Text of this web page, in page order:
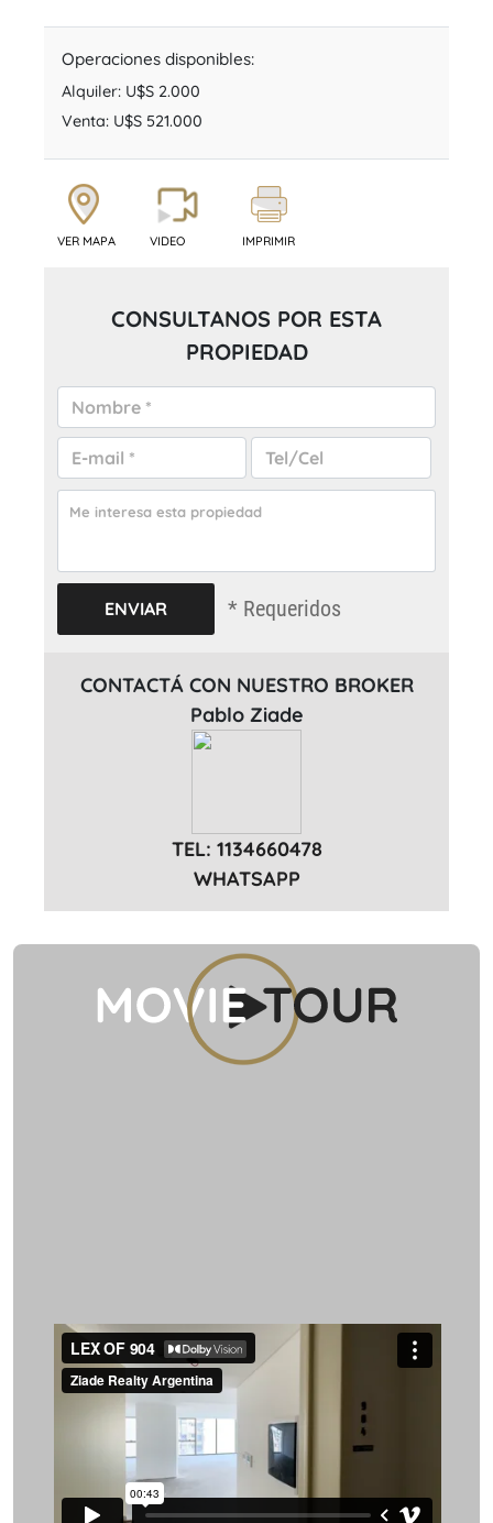
Operaciones disponibles:
Alquiler: U$S 2.000
Venta: U$S 521.000
VER MAPA VIDEO IMPRIMIR
CONSULTANOS POR ESTA
PROPIEDAD
* Requeridos
CONTACTÁ CON NUESTRO BROKER
Pablo Ziade
TEL: 1134660478
WHATSAPP